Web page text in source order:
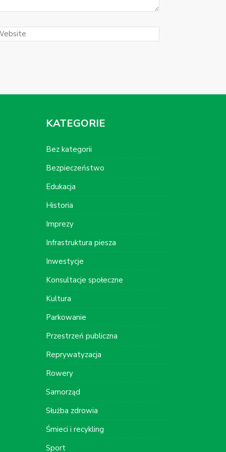
KATEGORIE
Bez kategorii
Bezpieczeństwo
Edukacja
Historia
Imprezy
Infrastruktura piesza
Inwestycje
Konsultacje społeczne
Kultura
Parkowanie
Przestrzeń publiczna
Reprywatyzacja
Rowery
Samorząd
Służba zdrowia
Śmieci i recykling
Sport